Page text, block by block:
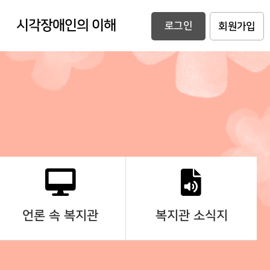
시각장애인의 이해 로그인 회원가입
언론 속 복지관 복지관 소식지